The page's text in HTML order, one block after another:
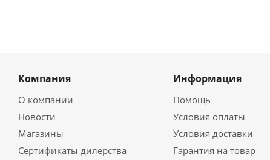
Компания
О компании
Новости
Магазины
Сертификаты дилерства
Информация
Помощь
Условия оплаты
Условия доставки
Гарантия на товар